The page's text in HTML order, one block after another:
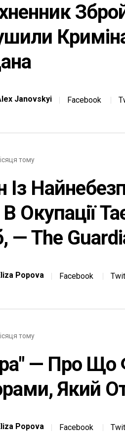
Janovskyi Facebook
тому
В Окупації
— The
Popova Facebook
тому
— Про Що
Який
Popova Facebook